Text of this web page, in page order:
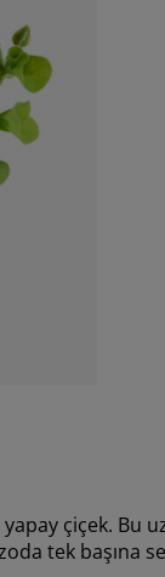
çiçek. Bu
tek başına